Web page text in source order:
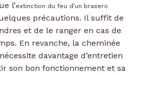
l’extinction du feu d’un brasero
précautions. Il suffit de
et de le ranger en cas de
En revanche, la cheminée
davantage d’entretien
son bon fonctionnement et sa